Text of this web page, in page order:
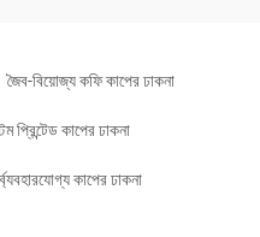
জৈব-বিয়োজ্য কফি কাপের ঢাকনা
প্রিন্টেড কাপের ঢাকনা
কাপের ঢাকনা